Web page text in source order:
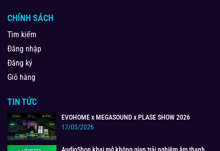
CHÍNH SÁCH
Tìm kiếm
Đăng nhập
Đăng ký
Giỏ hàng
TIN TỨC
EVOHOME x MEGASOUND x PLASE SHOW 2026
17/05/2026